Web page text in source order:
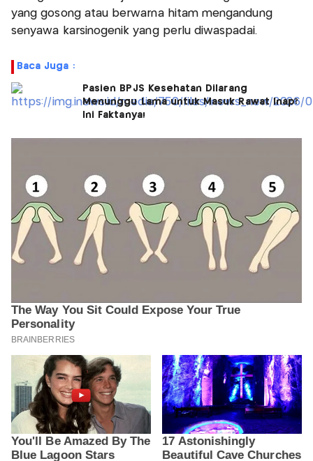
yang gosong atau berwarna hitam mengandung
senyawa karsinogenik yang perlu diwaspadai.
Baca Juga :
Pasien BPJS Kesehatan Dilarang
Menunggu Lama untuk Masuk Rawat Inap?
Ini Faktanya!